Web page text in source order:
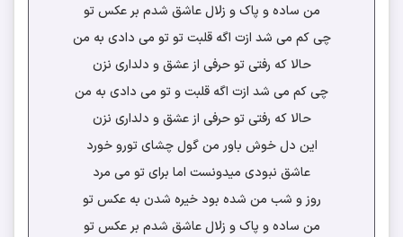
من ساده و پاک و زلال عاشق شدم بر عکس تو
چی کم می شد ازت اگه قلبت تو تو می دادی به من
حالا که رفتی تو حرفی از عشق و دلداری نزن
چی کم می شد ازت اگه قلبت و تو می دادی به من
حالا که رفتی تو حرفی از عشق و دلداری نزن
این دل خوش باور من گول چشای تورو خورد
عاشق نبودی میدونست اما برای تو می مرد
روز و شب من شده بود خیره شدن به عکس تو
من ساده و پاک و زلال عاشق شدم بر عکس تو